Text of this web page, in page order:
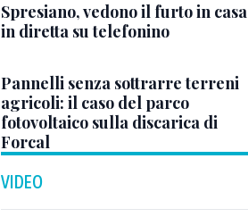
Spresiano, vedono il furto in casa
in diretta su telefonino
Pannelli senza sottrarre terreni
agricoli: il caso del parco
fotovoltaico sulla discarica di
Forcal
VIDEO